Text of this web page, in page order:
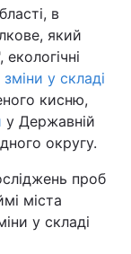
в
який
у складі
кисню,
у Державній
округу.
проб
міста
у складі